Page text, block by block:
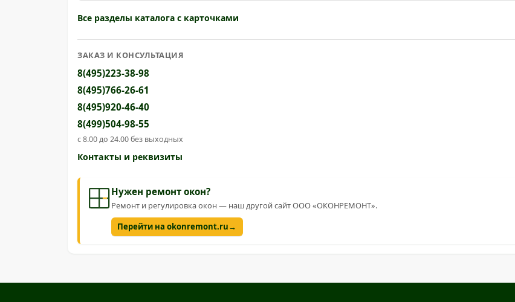
Все разделы каталога с карточками
ЗАКАЗ И КОНСУЛЬТАЦИЯ
8(495)223-38-98
8(495)766-26-61
8(495)920-46-40
8(499)504-98-55
с 8.00 до 24.00 без выходных
Контакты и реквизиты
Нужен ремонт окон?
Ремонт и регулировка окон — наш другой сайт ООО «ОКОНРЕМОНТ».
Перейти на okonremont.ru→